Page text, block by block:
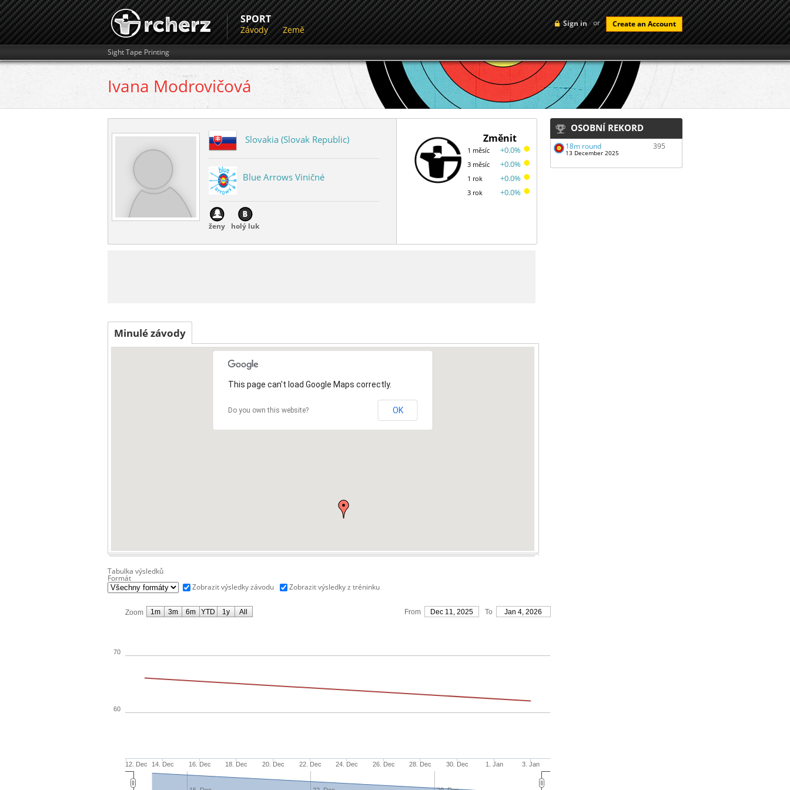
Sign in or Create an Account
SPORT
Závody Země
Sight Tape Printing
Ivana Modrovičová
Slovakia (Slovak Republic)
Blue Arrows Viničné
ženy holý luk
Změnit
1 měsíc
3 měsíc
1 rok
3 rok
+0.0%
+0.0%
+0.0%
+0.0%
Minulé závody
This page can't load Google Maps correctly.
Do you own this website? OK
Tabulka výsledků
Formát
Zobrazit výsledky závodu
Zobrazit výsledky z tréninku
Zoom From Dec 11, 2025 To Jan 4, 2026
12. Dec 14. Dec 16. Dec 18. Dec 20. Dec 22. Dec 24. Dec 26. Dec 28. Dec 30. Dec 1. Jan 3. Jan
60
70
1m 3m 6m YTD 1y All
OSOBNÍ REKORD
18m round
13 December 2025
395